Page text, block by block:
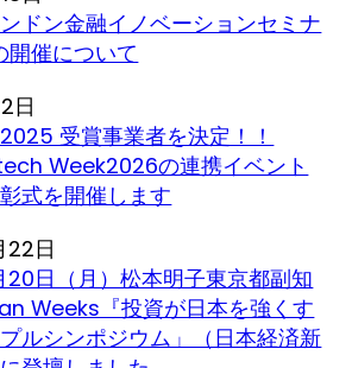
ンドン金融イノベーションセミナ
催について
日
受賞事業者を決定！！
Week2026の連携イベント
式を開催します
22日
20日（月）松本明子東京都副知
Weeks『投資が日本を強くす
ルシンポジウム」（日本経済新